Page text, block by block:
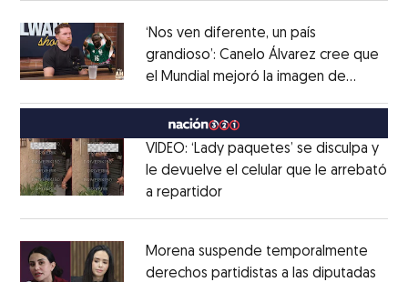
‘Nos ven diferente, un país
grandioso’: Canelo Álvarez cree que
el Mundial mejoró la imagen de
VIDEO: ‘Lady paquetes’ se disculpa y
le devuelve el celular que le arrebató
a repartidorOpens in new window
Morena suspende temporalmente
derechos partidistas a las diputadas